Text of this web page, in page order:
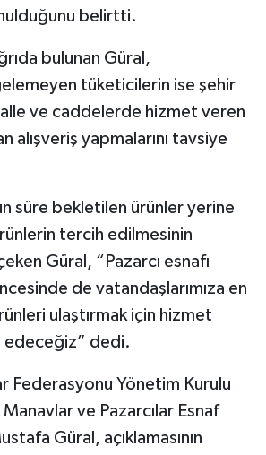
belirtti.
bulunan Güral,
tüketicilerin ise şehir
ve caddelerde hizmet veren
alışveriş yapmalarını tavsiye
süre bekletilen ürünler yerine
tercih edilmesinin
Güral, “Pazarcı esnafı
de vatandaşlarımıza en
ulaştırmak için hizmet
edeceğiz” dedi.
Federasyonu Yönetim Kurulu
ve Pazarcılar Esnaf
Güral, açıklamasının